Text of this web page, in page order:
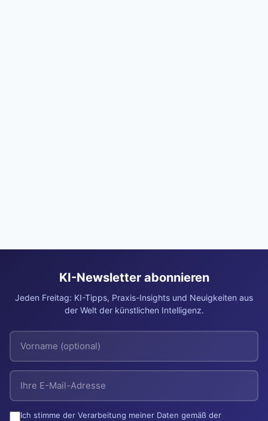
KI-Newsletter abonnieren
Jeden Freitag: KI-Tipps, Praxis-Insights und Neuigkeiten aus
der Welt der künstlichen Intelligenz.
Ich stimme der Verarbeitung meiner Daten gemäß der